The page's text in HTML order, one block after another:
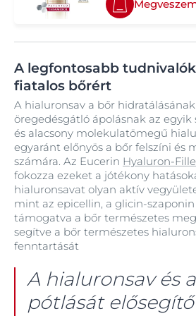
A legfontosabb
fiatalos bőrért
A hialuronsav a bőr hidratálásának
öregedésgátló ápolásnak az egyik
és alacsony molekulatömegű
egyaránt előnyös a bőr felszíni és
számára. Az Eucerin Hyaluron-
fokozza ezeket a jótékony
hialuronsavat olyan aktív
mint az epicellin, a glicin-szaponin
támogatva a bőr természetes
segítve a bőr természetes
fenntartását
A hialuronsav és
pótlását